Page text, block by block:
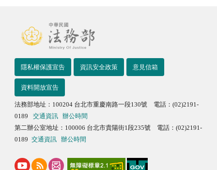
隱私權保護宣告 資訊安全政策 意見信箱
資料開放宣告
法務部地址：100204 台北市重慶南路一段130號 電話：(02)2191-
0189
交通資訊
辦公時間
第二辦公室地址：100006 台北市貴陽街1段235號 電話：(02)2191-
0189 交通資訊 辦公時間